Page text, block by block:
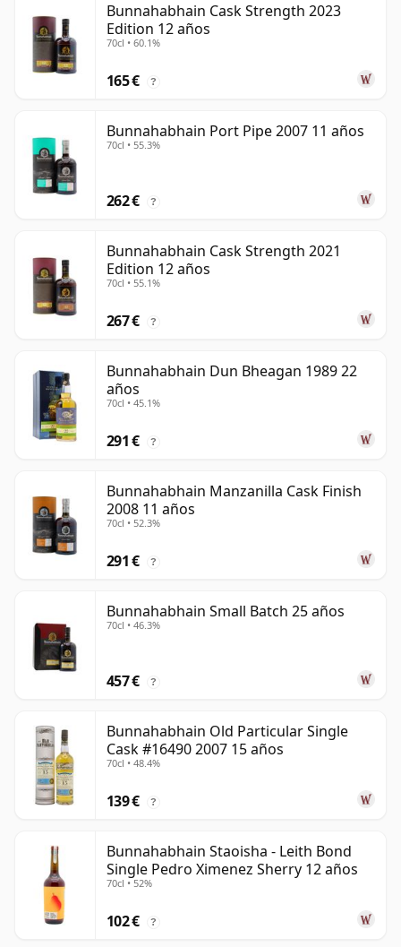
Bunnahabhain Cask Strength 2023
Edition 12 años
70cl • 60.1%
165 € ?
Bunnahabhain Port Pipe 2007 11 años
70cl • 55.3%
262 € ?
Bunnahabhain Cask Strength 2021
Edition 12 años
70cl • 55.1%
267 € ?
Bunnahabhain Dun Bheagan 1989 22
años
70cl • 45.1%
291 € ?
Bunnahabhain Manzanilla Cask Finish
2008 11 años
70cl • 52.3%
291 € ?
Bunnahabhain Small Batch 25 años
70cl • 46.3%
457 € ?
Bunnahabhain Old Particular Single
Cask #16490 2007 15 años
70cl • 48.4%
139 € ?
Bunnahabhain Staoisha - Leith Bond
Single Pedro Ximenez Sherry 12 años
70cl • 52%
102 € ?